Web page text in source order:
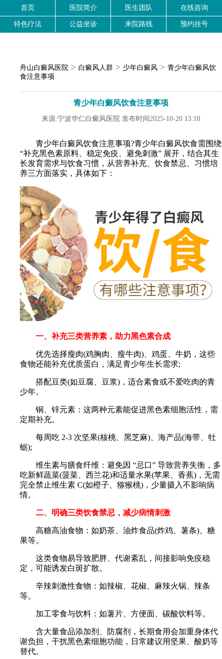
首页 医院简介 医生团队 在线咨询
特色疗法 公益坐诊 来院路线 预约挂号
舟山白癜风医院 > 白癜风人群 > 少年白癜风 > 青少年白癜风饮
食注意事项
青少年白癜风饮食注意事项
来源:宁波华仁白癜风医院 发布时间2025-10-20 13:10
青少年白癜风饮食注意事项?青少年白癜风饮食需围绕
“补充黑色素原料、稳定免疫、避免刺激” 展开，结合其生
长发育需求与饮食习惯，从营养补充、饮食禁忌、习惯培
养三方面落实，具体如下：
一、补充三类营养素，助力黑色素合成
优先选择瘦肉(鸡胸肉、瘦牛肉)、鸡蛋、牛奶，这些
食物还能补充优质蛋白，满足青少年生长需求;
搭配豆类(如豆腐、豆浆)，适合素食或不爱吃肉的青
少年。
铜、锌元素：这两种元素能促进黑色素细胞活性，需
定期补充。
每周吃 2-3 次坚果(核桃、黑芝麻)、海产品(海带、牡
蛎);
维生素与膳食纤维：避免因 “忌口” 导致营养失衡，多
吃新鲜蔬菜(菠菜、西兰花)和适量水果(苹果、香蕉)，无需
完全禁止维生素 C(如橙子、猕猴桃)，少量摄入不影响病
情。
二、明确三类饮食禁忌，减少病情刺激
高糖高油食物：如奶茶、油炸食品(炸鸡、薯条)、糖
果等。
这类食物易导致肥胖、代谢紊乱，间接影响免疫稳
定，可能诱发白斑扩散。
辛辣刺激性食物：如辣椒、花椒、麻辣火锅、辣条
等。
加工零食与饮料：如薯片、方便面、碳酸饮料等。
含大量食品添加剂、防腐剂，长期食用会加重身体代
谢负担，干扰黑色素细胞功能，日常建议用坚果、酸奶等
替代。